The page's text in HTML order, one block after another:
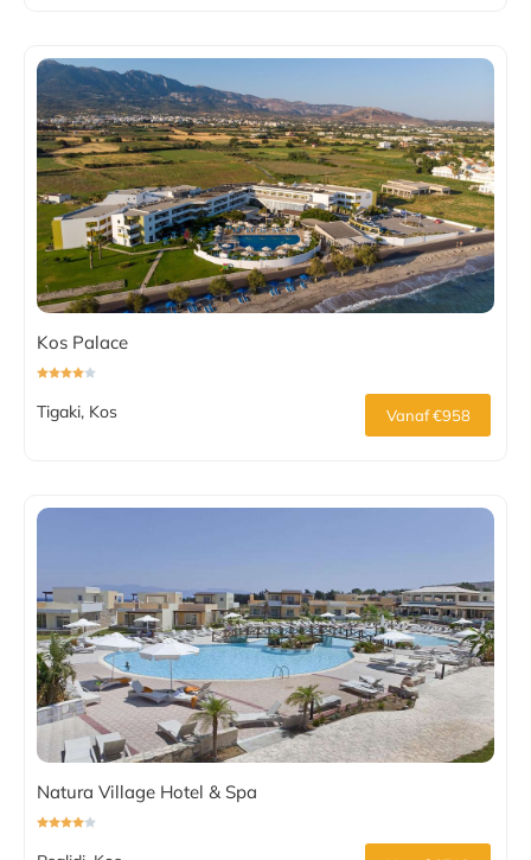
Kos Palace
Tigaki, Kos Vanaf €958
Natura Village Hotel & Spa